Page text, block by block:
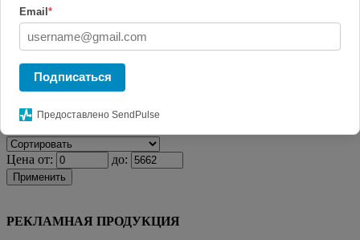
Наши работы
Новости
Обратная связь
ГлавнаяКАТАЛОГ СУВЕНИРОВ
упаковкаКоробка Handtake, белая
Фильтр
Цена от: до:
Применить
РЕКЛАМНАЯ ПРОДУКЦИЯ
Email *
Подписаться
Предоставлено SendPulse